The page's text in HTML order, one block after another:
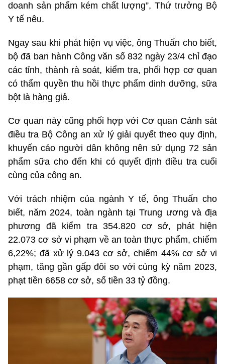
doanh sản phẩm kém chất lượng”, Thứ trưởng Bộ
Y tế nêu.
Ngay sau khi phát hiện vụ việc, ông Thuấn cho biết,
bộ đã ban hành Công văn số 832 ngày 23/4 chỉ đạo
các tỉnh, thành rà soát, kiểm tra, phối hợp cơ quan
có thẩm quyền thu hồi thực phẩm dinh dưỡng, sữa
bột là hàng giả.
Cơ quan này cũng phối hợp với Cơ quan Cảnh sát
điều tra Bộ Công an xử lý giải quyết theo quy định,
khuyến cáo người dân không nên sử dụng 72 sản
phẩm sữa cho đến khi có quyết định điều tra cuối
cùng của công an.
Với trách nhiệm của ngành Y tế, ông Thuấn cho
biết, năm 2024, toàn ngành tại Trung ương và địa
phương đã kiểm tra 354.820 cơ sở, phát hiện
22.073 cơ sở vi phạm về an toàn thực phẩm, chiếm
6,22%; đã xử lý 9.043 cơ sở, chiếm 44% cơ sở vi
phạm, tăng gần gấp đôi so với cùng kỳ năm 2023,
phạt tiền 6658 cơ sở, số tiền 33 tỷ đồng.